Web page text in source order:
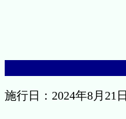
施行日：2024年8月21日